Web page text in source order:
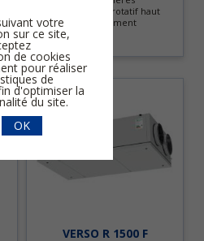
Échangeur rotatif haut
rendement
VERSO R 1500 F
votre
sur ce site,
de cookies
pour réaliser
de
d'optimiser la
du site.
OK